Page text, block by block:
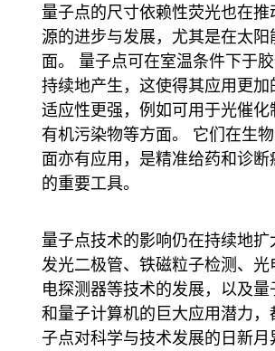
量子点的尺寸依赖性荧光也在
源的进步与发展，尤其是在太阳
面。 量子点可在室温条件下于
持续地产生，这使得其应用更加
适应性更强，例如可用于光催化
有机污染物等方面。 它们在生
面亦有应用，是精准给药和诊
的重要工具。
量子点技术的影响仍在持续地扩
发光二极管、铁磁粒子检测、
电探测器等技术的发展，以及
和量子计算机的巨大应用潜力
子点对科学与技术发展的日新月